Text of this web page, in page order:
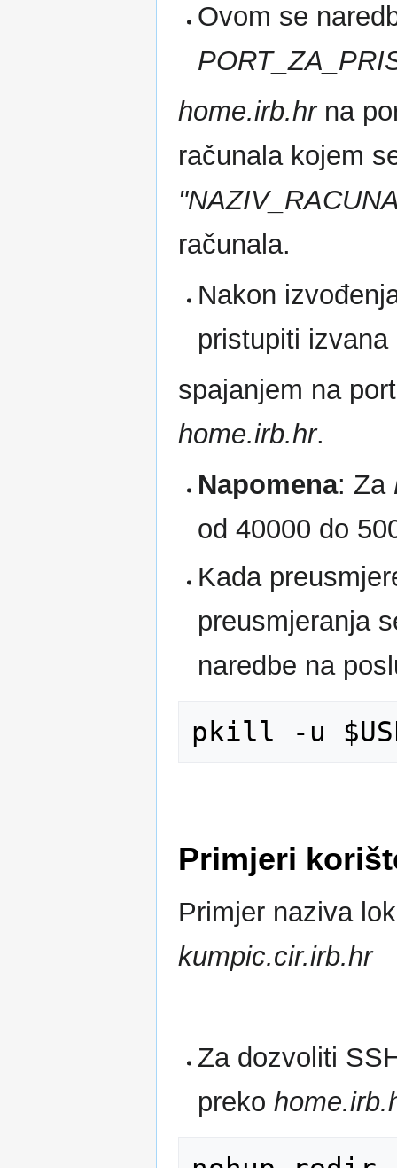
Ovom se
home.irb.hrna
računala kojem
računala.
Nakon
pristupiti izvana
spajanjem na
home.irb.hr.
Napomena: Za
od 40000 do
Kada
preusmjeranja
naredbe na
Primjeri
Primjer naziva
kumpic.cir.irb.hr
Za dozvoliti
preko